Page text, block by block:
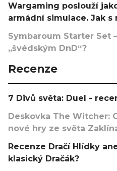
Wargaming poslouží
armádní simulace. Jak s
Symbaroum Starter Set
„švédským DnD“?
Recenze
7 Divů světa: Duel -
Deskovka The Witcher:
nové hry ze světa
Recenze Dračí Hlídky
klasický Dračák?